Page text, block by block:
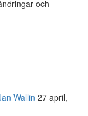
och
Wallin 27 april,